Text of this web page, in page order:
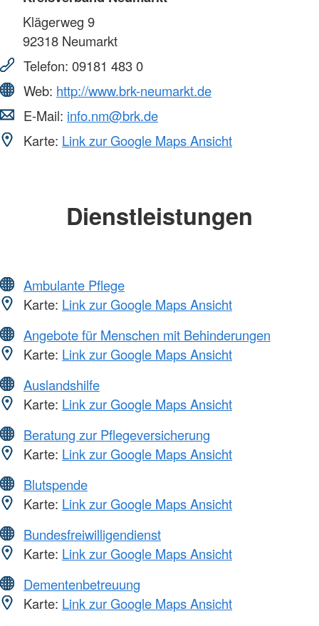
Klägerweg 9
92318 Neumarkt
Telefon: 09181 483 0
Web: http://www.brk-neumarkt.de
E-Mail: info.nm@brk.de
Karte: Link zur Google Maps Ansicht
Dienstleistungen
Ambulante Pflege
Karte: Link zur Google Maps Ansicht
Angebote für Menschen mit Behinderungen
Karte: Link zur Google Maps Ansicht
Auslandshilfe
Karte: Link zur Google Maps Ansicht
Beratung zur Pflegeversicherung
Karte: Link zur Google Maps Ansicht
Blutspende
Karte: Link zur Google Maps Ansicht
Bundesfreiwilligendienst
Karte: Link zur Google Maps Ansicht
Dementenbetreuung
Karte: Link zur Google Maps Ansicht